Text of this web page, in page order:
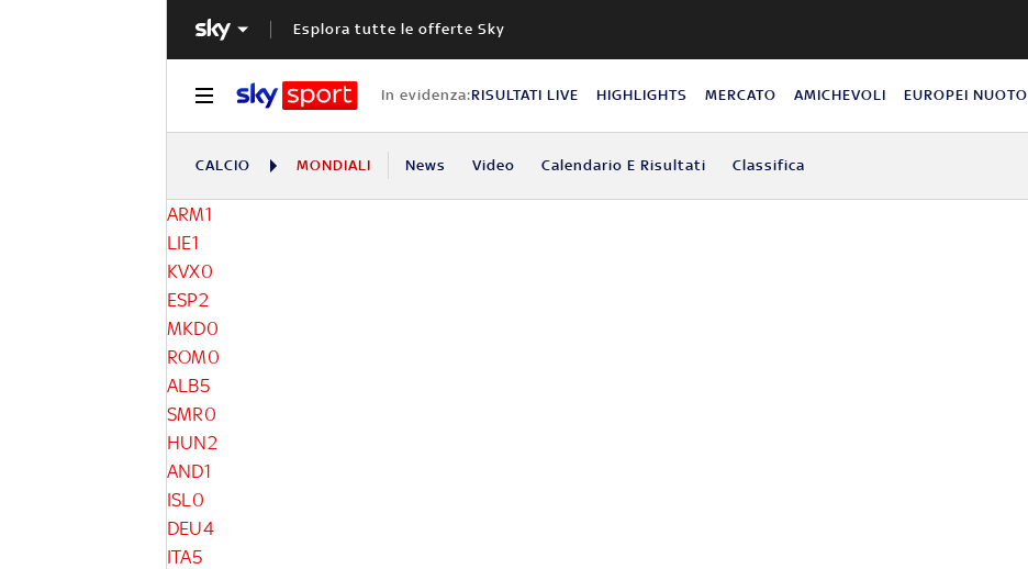
Esplora tutte le offerte Sky
In evidenza:RISULTATI LIVE HIGHLIGHTS MERCATO AMICHEVOLI EUROPEI NUOTO
CALCIO MONDIALI News Video Calendario E Risultati Classifica
ARM1
LIE1
KVX0
ESP2
MKD0
ROM0
ALB5
SMR0
HUN2
AND1
ISL 0
DEU4
ITA5